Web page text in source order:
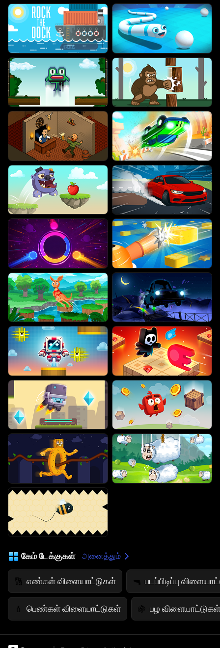
கேம் டேக்குகள் அனைத்தும்
🔢 எண்கள் விளையாட்டுகள் 🔫 படப்பிடிப்பு
💄 பெண்கள் விளையாட்டுகள் 🍇 பழ விளையாட்டுகள்